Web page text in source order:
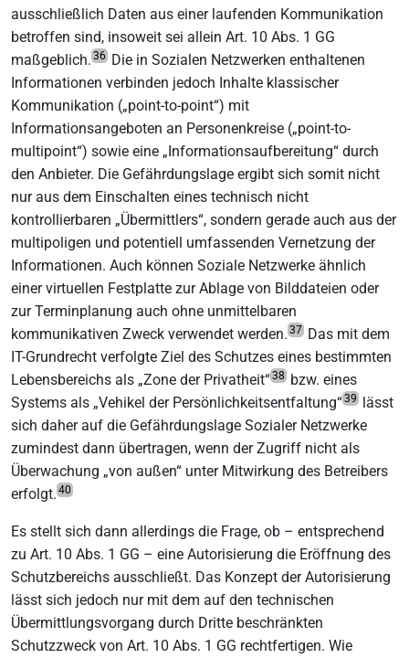
ausschließlich Daten aus einer laufenden Kommunikation
betroffen sind, insoweit sei allein Art. 10 Abs. 1 GG
maßgeblich. 36 Die in Sozialen Netzwerken enthaltenen
Informationen verbinden jedoch Inhalte klassischer
Kommunikation („point-to-point“) mit
Informationsangeboten an Personenkreise („point-to-
multipoint“) sowie eine „Informationsaufbereitung“ durch
den Anbieter. Die Gefährdungslage ergibt sich somit nicht
nur aus dem Einschalten eines technisch nicht
kontrollierbaren „Übermittlers“, sondern gerade auch aus der
multipoligen und potentiell umfassenden Vernetzung der
Informationen. Auch können Soziale Netzwerke ähnlich
einer virtuellen Festplatte zur Ablage von Bilddateien oder
zur Terminplanung auch ohne unmittelbaren
kommunikativen Zweck verwendet werden. 37 Das mit dem
IT-Grundrecht verfolgte Ziel des Schutzes eines bestimmten
Lebensbereichs als „Zone der Privatheit“38 bzw. eines
Systems als „Vehikel der Persönlichkeitsentfaltung“39 lässt
sich daher auf die Gefährdungslage Sozialer Netzwerke
zumindest dann übertragen, wenn der Zugriff nicht als
Überwachung „von außen“ unter Mitwirkung des Betreibers
erfolgt. 40
Es stellt sich dann allerdings die Frage, ob – entsprechend
zu Art. 10 Abs. 1 GG – eine Autorisierung die Eröffnung des
Schutzbereichs ausschließt. Das Konzept der Autorisierung
lässt sich jedoch nur mit dem auf den technischen
Übermittlungsvorgang durch Dritte beschränkten
Schutzzweck von Art. 10 Abs. 1 GG rechtfertigen. Wie